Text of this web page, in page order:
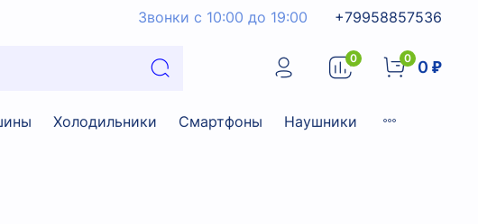
Звонки с 10:00 до 19:00 +79958857536
0 0 0 ₽
Холодильники Смартфоны Наушники